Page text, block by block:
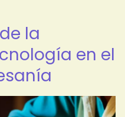
la
en el